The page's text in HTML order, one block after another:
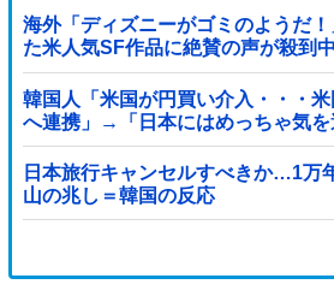
海外「ディズニーがゴミのようだ
た米人気SF作品に絶賛の声が殺到中
韓国人「米国が円買い介入・・・
へ連携」→「日本にはめっちゃ気を
「ウォンも救ってくれ・・・」
日本旅行キャンセルすべきか…1万
山の兆し＝韓国の反応